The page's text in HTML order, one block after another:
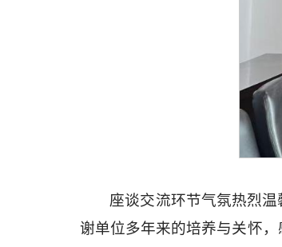
座谈交流环节气氛热烈
谢单位多年来的培养与关怀